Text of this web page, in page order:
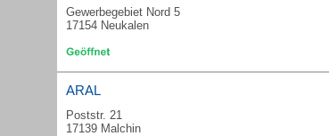
Gewerbegebiet Nord 5
17154 Neukalen
ARAL
Poststr. 21
17139 Malchin